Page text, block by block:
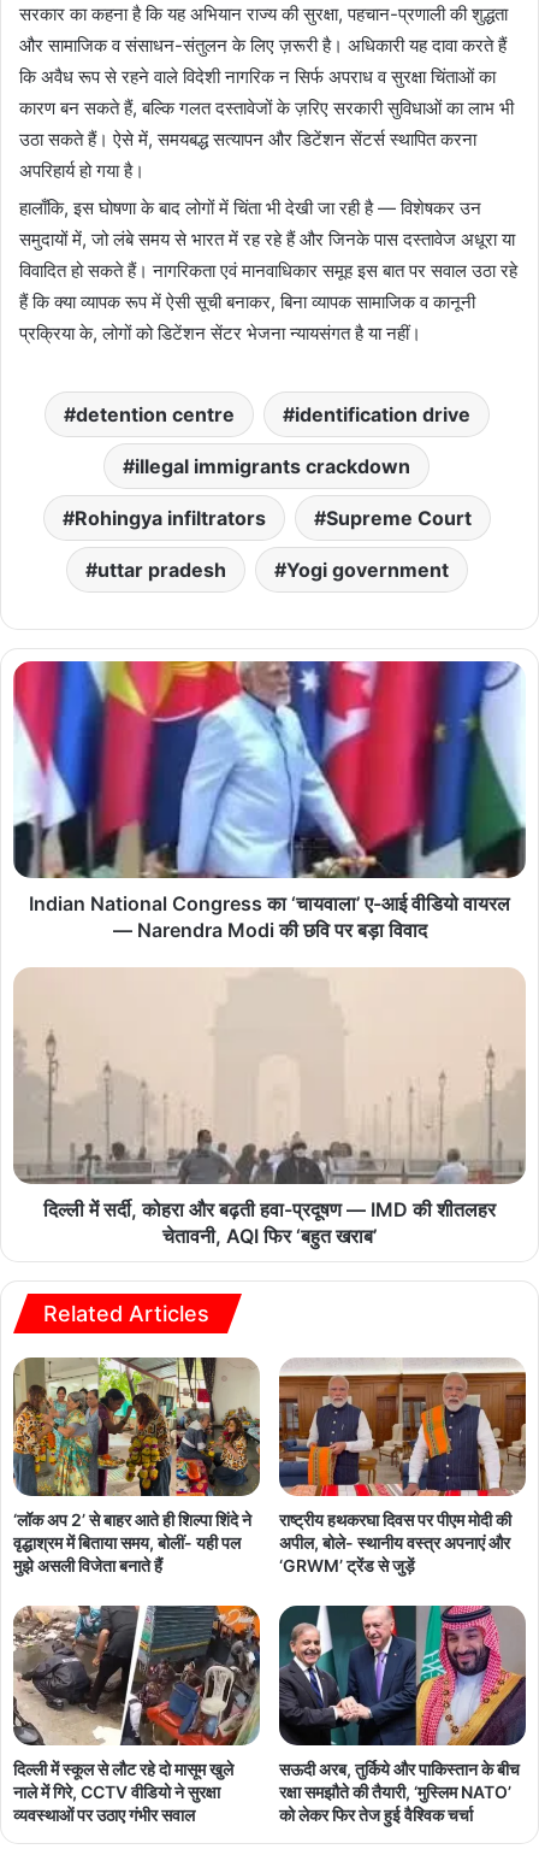
सरकार का कहना है कि यह अभियान राज्य की सुरक्षा, पहचान-प्रणाली की शुद्धता
और सामाजिक व संसाधन-संतुलन के लिए ज़रूरी है। अधिकारी यह दावा करते हैं
कि अवैध रूप से रहने वाले विदेशी नागरिक न सिर्फ अपराध व सुरक्षा चिंताओं का
कारण बन सकते हैं, बल्कि गलत दस्तावेजों के ज़रिए सरकारी सुविधाओं का लाभ भी
उठा सकते हैं। ऐसे में, समयबद्ध सत्यापन और डिटेंशन सेंटर्स स्थापित करना
अपरिहार्य हो गया है।
हालाँकि, इस घोषणा के बाद लोगों में चिंता भी देखी जा रही है — विशेषकर उन
समुदायों में, जो लंबे समय से भारत में रह रहे हैं और जिनके पास दस्तावेज अधूरा या
विवादित हो सकते हैं। नागरिकता एवं मानवाधिकार समूह इस बात पर सवाल उठा रहे
हैं कि क्या व्यापक रूप में ऐसी सूची बनाकर, बिना व्यापक सामाजिक व कानूनी
प्रक्रिया के, लोगों को डिटेंशन सेंटर भेजना न्यायसंगत है या नहीं।
detention centre identification drive
illegal immigrants crackdown
Rohingya infiltrators Supreme Court
uttar pradesh Yogi government
Indian National Congress का ‘चायवाला’ ए-आई वीडियो वायरल
— Narendra Modi की छवि पर बड़ा विवाद
दिल्ली में सर्दी, कोहरा और बढ़ती हवा-प्रदूषण — IMD की शीतलहर
चेतावनी, AQI फिर ‘बहुत खराब’
Related Articles
‘लॉक अप 2’ से बाहर आते ही शिल्पा शिंदे ने
वृद्धाश्रम में बिताया समय, बोलीं- यही पल
मुझे असली विजेता बनाते हैं
राष्ट्रीय हथकरघा दिवस पर पीएम मोदी की
अपील, बोले- स्थानीय वस्त्र अपनाएं और
‘GRWM’ ट्रेंड से जुड़ें
दिल्ली में स्कूल से लौट रहे दो मासूम खुले
नाले में गिरे, CCTV वीडियो ने सुरक्षा
व्यवस्थाओं पर उठाए गंभीर सवाल
सऊदी अरब, तुर्किये और पाकिस्तान के बीच
रक्षा समझौते की तैयारी, ‘मुस्लिम NATO’
को लेकर फिर तेज हुई वैश्विक चर्चा